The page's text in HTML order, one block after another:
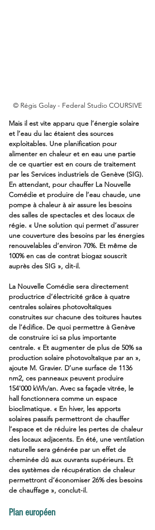
© Régis Golay - Federal Studio COURSIVE
Mais il est vite apparu que l’énergie solaire
et l’eau du lac étaient des sources
exploitables. Une planification pour
alimenter en chaleur et en eau une partie
de ce quartier est en cours de traitement
par les Services industriels de Genève (SIG).
En attendant, pour chauffer La Nouvelle
Comédie et produire de l’eau chaude, une
pompe à chaleur à air assure les besoins
des salles de spectacles et des locaux de
régie. « Une solution qui permet d’assurer
une couverture des besoins par les énergies
renouvelables d’environ 70%. Et même de
100% en cas de contrat biogaz souscrit
auprès des SIG », dit-il.
La Nouvelle Comédie sera directement
productrice d’électricité grâce à quatre
centrales solaires photovoltaïques
construites sur chacune des toitures hautes
de l’édifice. De quoi permettre à Genève
de construire ici sa plus importante
centrale. « Et augmenter de plus de 50% sa
production solaire photovoltaïque par an »,
ajoute M. Gravier. D’une surface de 1136
nm2, ces panneaux peuvent produire
154'000 kWh/an. Avec sa façade vitrée, le
hall fonctionnera comme un espace
bioclimatique. « En hiver, les apports
solaires passifs permettront de chauffer
l’espace et de réduire les pertes de chaleur
des locaux adjacents. En été, une ventilation
naturelle sera générée par un effet de
cheminée dû aux ouvrants supérieurs. Et
des systèmes de récupération de chaleur
permettront d’économiser 26% des besoins
de chauffage », conclut-il.
Plan européen